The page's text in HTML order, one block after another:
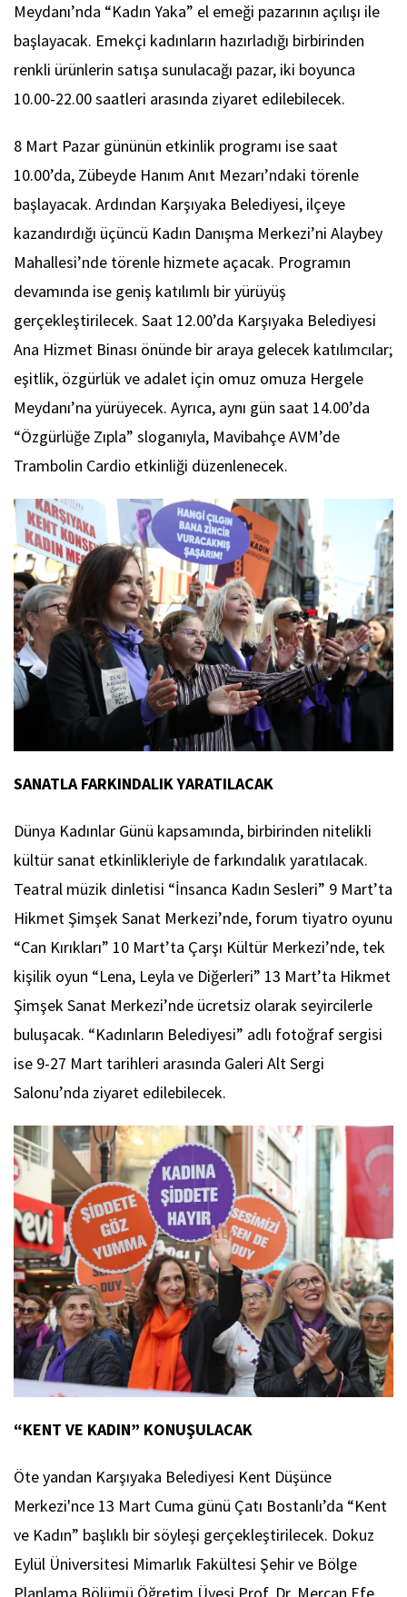
Meydanı’nda “Kadın Yaka” el emeği pazarının açılışı ile
başlayacak. Emekçi kadınların hazırladığı birbirinden
renkli ürünlerin satışa sunulacağı pazar, iki boyunca
10.00-22.00 saatleri arasında ziyaret edilebilecek.
8 Mart Pazar gününün etkinlik programı ise saat
10.00’da, Zübeyde Hanım Anıt Mezarı’ndaki törenle
başlayacak. Ardından Karşıyaka Belediyesi, ilçeye
kazandırdığı üçüncü Kadın Danışma Merkezi’ni Alaybey
Mahallesi’nde törenle hizmete açacak. Programın
devamında ise geniş katılımlı bir yürüyüş
gerçekleştirilecek. Saat 12.00’da Karşıyaka Belediyesi
Ana Hizmet Binası önünde bir araya gelecek katılımcılar;
eşitlik, özgürlük ve adalet için omuz omuza Hergele
Meydanı’na yürüyecek. Ayrıca, aynı gün saat 14.00’da
“Özgürlüğe Zıpla” sloganıyla, Mavibahçe AVM’de
Trambolin Cardio etkinliği düzenlenecek.
SANATLA FARKINDALIK YARATILACAK
Dünya Kadınlar Günü kapsamında, birbirinden nitelikli
kültür sanat etkinlikleriyle de farkındalık yaratılacak.
Teatral müzik dinletisi “İnsanca Kadın Sesleri” 9 Mart’ta
Hikmet Şimşek Sanat Merkezi’nde, forum tiyatro oyunu
“Can Kırıkları” 10 Mart’ta Çarşı Kültür Merkezi’nde, tek
kişilik oyun “Lena, Leyla ve Diğerleri” 13 Mart’ta Hikmet
Şimşek Sanat Merkezi’nde ücretsiz olarak seyircilerle
buluşacak. “Kadınların Belediyesi” adlı fotoğraf sergisi
ise 9-27 Mart tarihleri arasında Galeri Alt Sergi
Salonu’nda ziyaret edilebilecek.
“KENT VE KADIN” KONUŞULACAK
Öte yandan Karşıyaka Belediyesi Kent Düşünce
Merkezi'nce 13 Mart Cuma günü Çatı Bostanlı’da “Kent
ve Kadın” başlıklı bir söyleşi gerçekleştirilecek. Dokuz
Eylül Üniversitesi Mimarlık Fakültesi Şehir ve Bölge
Planlama Bölümü Öğretim Üyesi Prof. Dr. Mercan Efe